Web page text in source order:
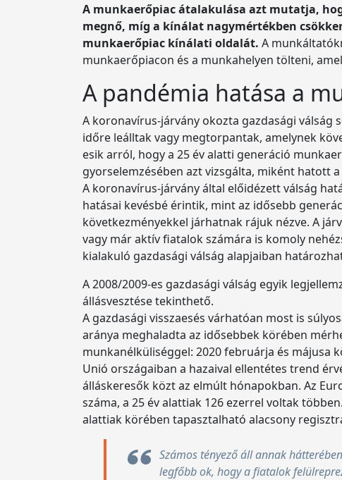
A munkaerőpiac átalakulása azt mutatja,
megnő, míg a kínálat nagymértékben
munkaerőpiac kínálati oldalát. A
munkaerőpiacon és a munkahelyen tölteni,
A pandémia hatása a
A koronavírus-járvány okozta gazdasági válság
időre leálltak vagy megtorpantak, amelynek
esik arról, hogy a 25 év alatti generáció
gyorselemzésében azt vizsgálta, miként hatott
A koronavírus-járvány által előidézett válság
hatásai kevésbé érintik, mint az idősebb
következményekkel járhatnak rájuk nézve. A
vagy már aktív fiatalok számára is komoly
kialakuló gazdasági válság alapjaiban
A 2008/2009-es gazdasági válság egyik
állásvesztése tekinthető.
A gazdasági visszaesés várhatóan most is
aránya meghaladta az idősebbek körében
munkanélküliséggel: 2020 februárja és májusa
Unió országaiban a hazaival ellentétes trend
álláskeresők közt az elmúlt hónapokban. Az
száma, a 25 év alattiak 126 ezerrel voltak
alattiak körében tapasztalható alacsony
Számos tényező áll annak
legfőbb ok, hogy a fiatalok